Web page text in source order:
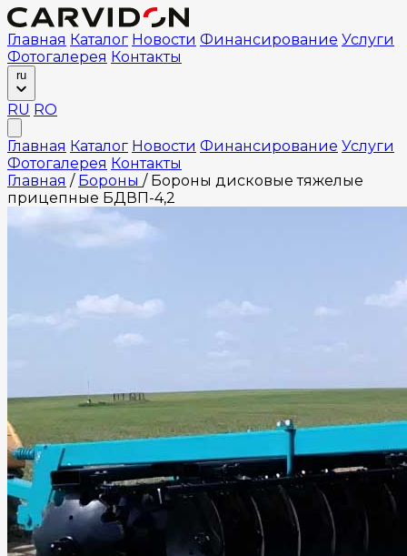
Главная Каталог Новости Финансирование Услуги
Фотогалерея Контакты
ru
RU RO
Главная Каталог Новости Финансирование Услуги
Фотогалерея Контакты
Главная / Бороны / Бороны дисковые тяжелые
прицепные БДВП-4,2